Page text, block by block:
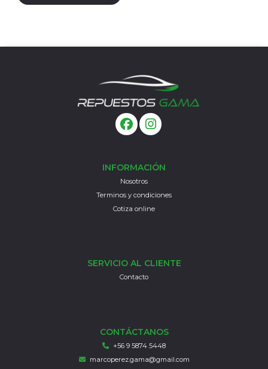
INFORMACIÓN
Nosotros
Terminos y condiciones
Cotiza online
SERVICIO AL CLIENTE
Contacto
CONTÁCTANOS
+56 9 5874 5448
marcoperez.gama@gmail.com